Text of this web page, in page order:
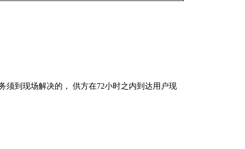
须到现场解决的， 供方在72小时之内到达用户现